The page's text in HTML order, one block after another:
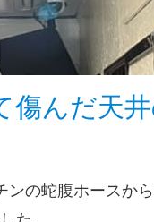
傷んだ天
の蛇腹ホースか